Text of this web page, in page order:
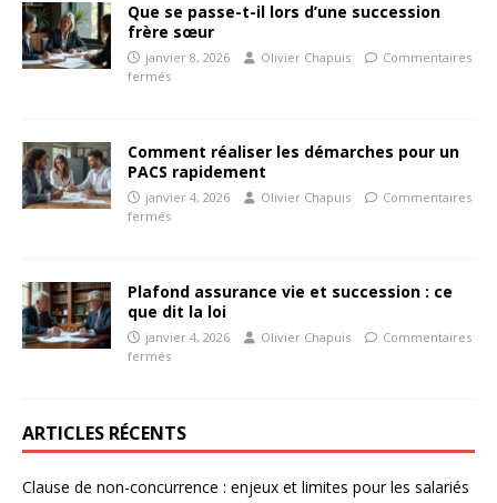
Que se passe-t-il lors d’une succession
frère sœur
janvier 8, 2026 Olivier Chapuis
Commentaires
fermés
Comment réaliser les démarches pour un
PACS rapidement
janvier 4, 2026 Olivier Chapuis
Commentaires
fermés
Plafond assurance vie et succession : ce
que dit la loi
janvier 4, 2026 Olivier Chapuis
Commentaires
fermés
ARTICLES RÉCENTS
Clause de non-concurrence : enjeux et limites pour les salariés